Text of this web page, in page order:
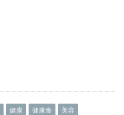
健康 健康食 美容